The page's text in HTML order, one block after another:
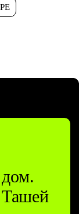
Ташей